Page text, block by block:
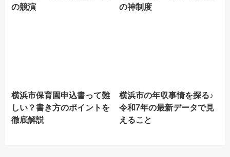
の競演
の神制度
横浜市保育園申込書って難
しい？書き方のポイントを
徹底解説
横浜市の年収事情を探る♪
令和7年の最新データで見
えること